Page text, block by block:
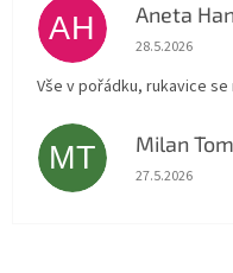
AH Aneta
Hodnocení
28.5.2026
Vše v pořádku, rukavice
MT Milan
Hodnocení
27.5.2026